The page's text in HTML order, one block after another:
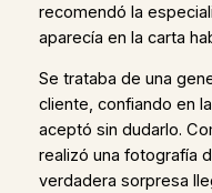
recomendó la
aparecía en la carta
Se trataba de una
cliente, confiando en
aceptó sin dudarlo.
realizó una fotografía
verdadera sorpresa